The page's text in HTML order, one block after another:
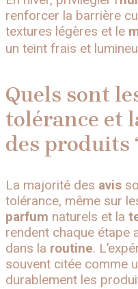
renforcer la barrière
textures légères et le
un teint frais et
Quels sont
tolérance et
des produits
La majorité des avis
tolérance, même sur
parfum naturels et la
rendent chaque étape
dans la routine.
souvent citée comme
durablement les